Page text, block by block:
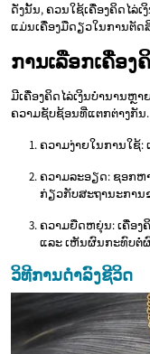
ດັ່ງນັ້ນ, ຄວນໃຊ້ເຄື່ອງຄິດໄລ່
ແມ່ນເຄື່ອງມືດຽວໃນການຕັດ
ການເລືອກເຄື່ອງ
ມີເຄື່ອງຄິດໄລ່ເງິນບຳນານຫຼ
ຄວາມຊັບຊ້ອນທີ່ແຕກຕ່າງກັນ.
ຄວາມງ່າຍໃນການໃຊ້:
ຄວາມລະອຽດ: ຊອກຫ
ກ່ຽວກັບສະຖານະການ
ຄວາມຍືດຫຍຸ່ນ: ເຄື່ອງ
ແລະ ເຫັນຜົນກະທົບຕໍ່
ວິທີການດຳລົງຊີວິດ